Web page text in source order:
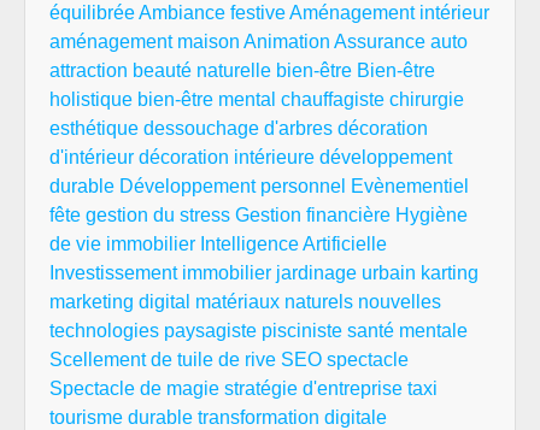
équilibréeAmbiance festiveAménagement intérieur
aménagement maison Animation Assurance auto
attraction beauté naturelle bien-être Bien-être
holistique bien-être mental chauffagiste chirurgie
esthétique dessouchage d'arbres décoration
d'intérieur décoration intérieure développement
durable Développement personnel Evènementiel
fête gestion du stress Gestion financière Hygiène
de vie immobilier Intelligence Artificielle
Investissement immobilier jardinage urbain karting
marketing digital matériaux naturels nouvelles
technologies paysagiste pisciniste santé mentale
Scellement de tuile de rive SEO spectacle
Spectacle de magie stratégie d'entreprise taxi
tourisme durable transformation digitale